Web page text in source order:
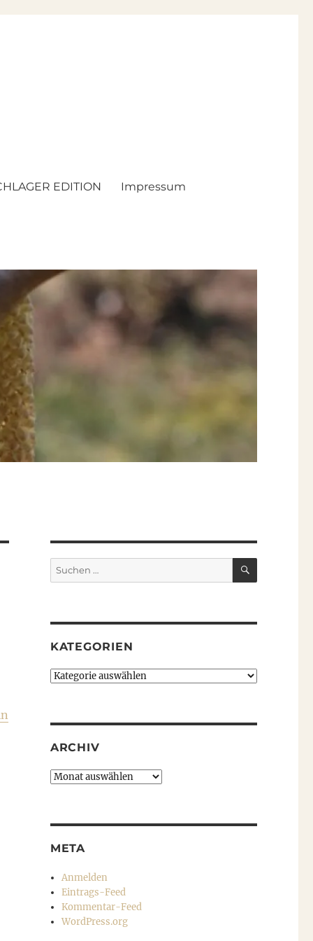
EDITION Impressum
Suchen
nach:
SUCHEN
KATEGORIEN
Kategorien
ARCHIV
Archiv
META
Anmelden
Eintrags-Feed
Kommentar-Feed
WordPress.org